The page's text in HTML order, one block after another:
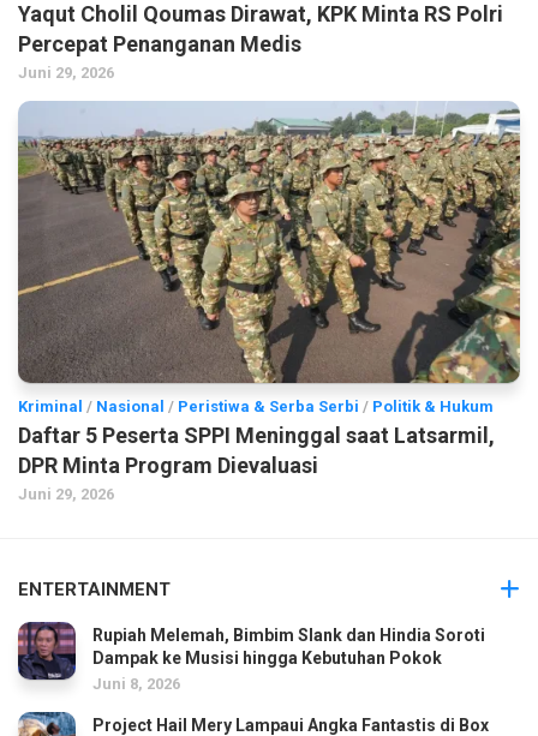
Yaqut Cholil Qoumas Dirawat, KPK Minta RS Polri
Percepat Penanganan Medis
Juni 29, 2026
Kriminal / Nasional / Peristiwa & Serba Serbi / Politik & Hukum
Daftar 5 Peserta SPPI Meninggal saat Latsarmil,
DPR Minta Program Dievaluasi
Juni 29, 2026
ENTERTAINMENT
Rupiah Melemah, Bimbim Slank dan Hindia Soroti
Dampak ke Musisi hingga Kebutuhan Pokok
Juni 8, 2026
Project Hail Mery Lampaui Angka Fantastis di Box